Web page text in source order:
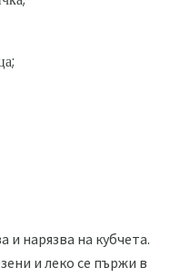
и нарязва на кубчета.
и леко се пържи в